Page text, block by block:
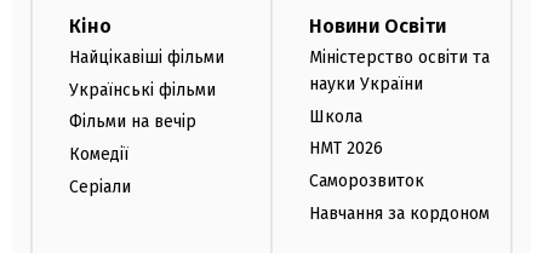
Кіно
Найцікавіші фільми
Українські фільми
Фільми на вечір
Комедії
Серіали
Новини Освіти
Міністерство освіти та
науки України
Школа
НМТ 2026
Саморозвиток
Навчання за кордоном